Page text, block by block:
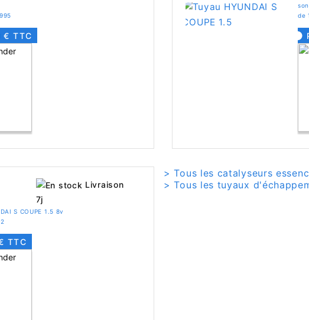
€ TTC
de
Livraison
7j
S COUPE 1.5 8v
TTC
> Tous les catalyseurs
> Tous les tuyaux